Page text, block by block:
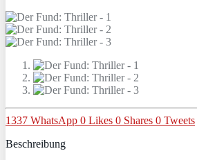
1337 WhatsApp 0 Likes 0 Shares 0 Tweets
Beschreibung